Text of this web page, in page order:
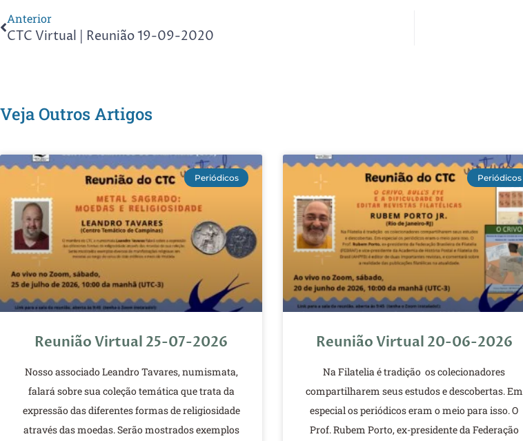
Anterior
CTC Virtual | Reunião 19-09-2020
Veja Outros Artigos
Periódicos
Reunião Virtual 25-07-2026
Nosso associado Leandro Tavares, numismata,
falará sobre sua coleção temática que trata da
expressão das diferentes formas de religiosidade
através das moedas. Serão mostrados exemplos
Periódicos
Reunião Virtual 20-06-2026
Na Filatelia é tradição os colecionadores
compartilharem seus estudos e descobertas. Em
especial os periódicos eram o meio para isso. O
Prof. Rubem Porto, ex-presidente da Federação